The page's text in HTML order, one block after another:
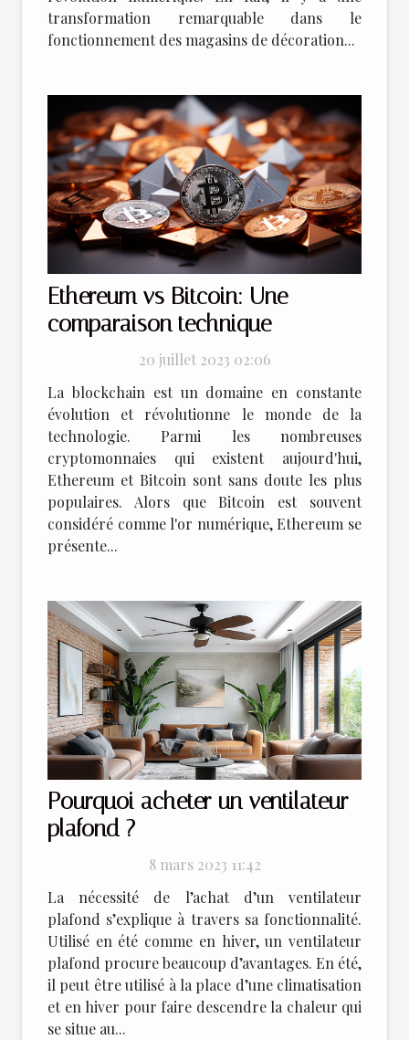
transformation remarquable dans le
fonctionnement des magasins de décoration...
Ethereum vs Bitcoin: Une
comparaison technique
20 juillet 2023 02:06
La blockchain est un domaine en constante
évolution et révolutionne le monde de la
technologie. Parmi les nombreuses
cryptomonnaies qui existent aujourd'hui,
Ethereum et Bitcoin sont sans doute les plus
populaires. Alors que Bitcoin est souvent
considéré comme l'or numérique, Ethereum se
présente...
Pourquoi acheter un ventilateur
plafond ?
8 mars 2023 11:42
La nécessité de l’achat d’un ventilateur
plafond s’explique à travers sa fonctionnalité.
Utilisé en été comme en hiver, un ventilateur
plafond procure beaucoup d’avantages. En été,
il peut être utilisé à la place d’une climatisation
et en hiver pour faire descendre la chaleur qui
se situe au...